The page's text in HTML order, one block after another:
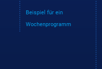
Beispiel für ein
Wochenprogramm